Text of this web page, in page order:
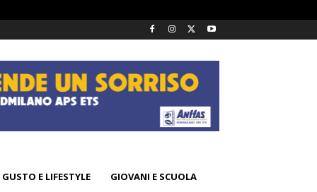
GUSTO E LIFESTYLE
GIOVANI E SCUOLA